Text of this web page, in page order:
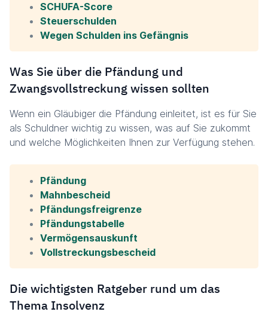
SCHUFA-Score
Steuerschulden
Wegen Schulden ins Gefängnis
Was Sie über die Pfändung und
Zwangsvollstreckung wissen sollten
Wenn ein Gläubiger die Pfändung einleitet, ist es für Sie
als Schuldner wichtig zu wissen, was auf Sie zukommt
und welche Möglichkeiten Ihnen zur Verfügung stehen.
Pfändung
Mahnbescheid
Pfändungsfreigrenze
Pfändungstabelle
Vermögensauskunft
Vollstreckungsbescheid
Die wichtigsten Ratgeber rund um das
Thema Insolvenz